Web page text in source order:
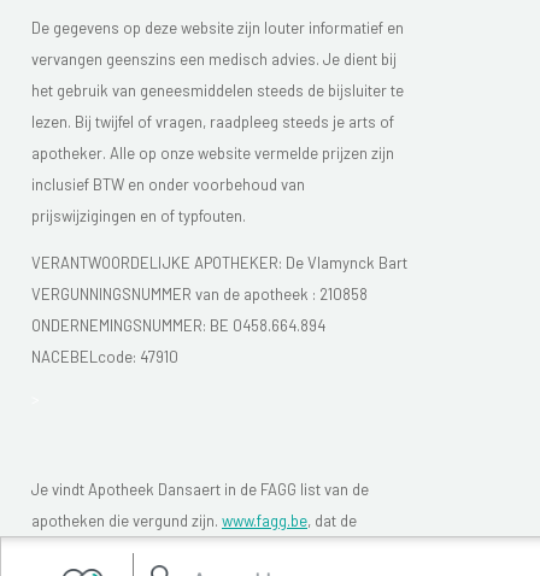
De gegevens op deze website zijn louter informatief en
vervangen geenszins een medisch advies. Je dient bij
het gebruik van geneesmiddelen steeds de bijsluiter te
lezen. Bij twijfel of vragen, raadpleeg steeds je arts of
apotheker. Alle op onze website vermelde prijzen zijn
inclusief BTW en onder voorbehoud van
prijswijzigingen en of typfouten.
VERANTWOORDELIJKE APOTHEKER: De Vlamynck Bart
VERGUNNINGSNUMMER van de apotheek : 210858
ONDERNEMINGSNUMMER: BE 0458.664.894
NACEBELcode: 47910
Je vindt Apotheek Dansaert in de FAGG list van de
apotheken die vergund zijn. www.fagg.be, dat de
wettelikheid van de Belgische (online) apotheken moet